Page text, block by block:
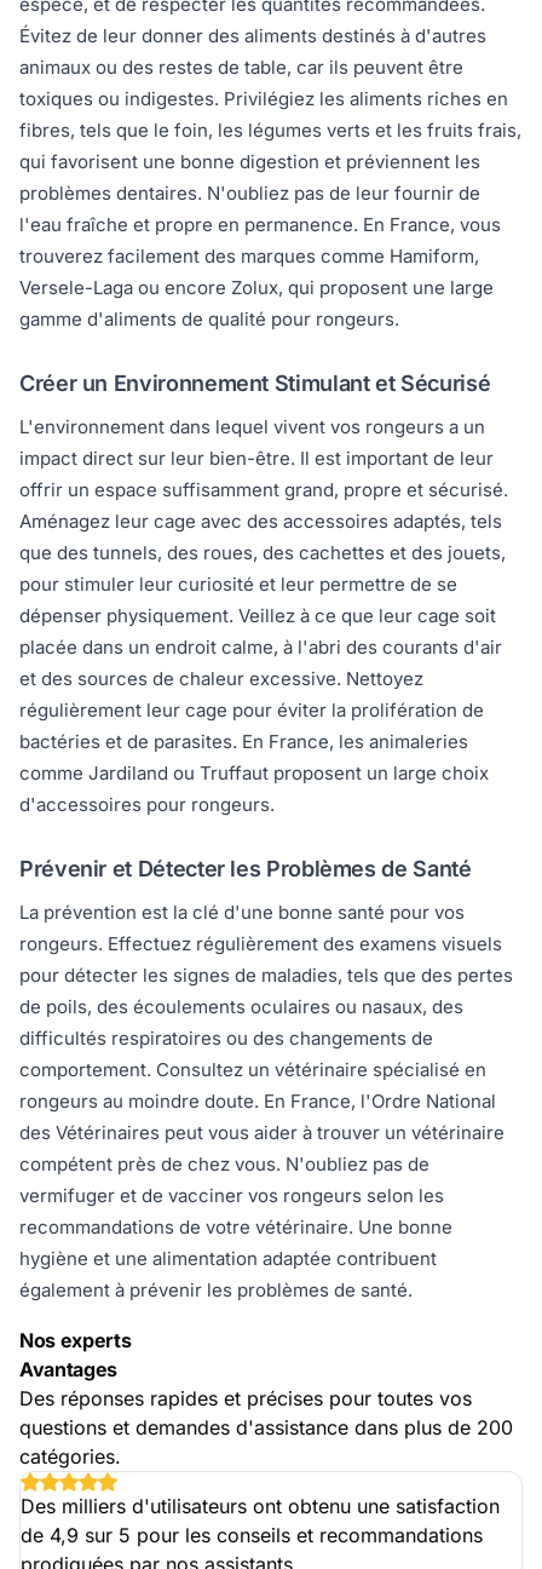
Évitez de leur donner des aliments destinés à d'autres
animaux ou des restes de table, car ils peuvent être
toxiques ou indigestes. Privilégiez les aliments riches en
fibres, tels que le foin, les légumes verts et les fruits frais,
qui favorisent une bonne digestion et préviennent les
problèmes dentaires. N'oubliez pas de leur fournir de
l'eau fraîche et propre en permanence. En France, vous
trouverez facilement des marques comme Hamiform,
Versele-Laga ou encore Zolux, qui proposent une large
gamme d'aliments de qualité pour rongeurs.
Créer un Environnement Stimulant et Sécurisé
L'environnement dans lequel vivent vos rongeurs a un
impact direct sur leur bien-être. Il est important de leur
offrir un espace suffisamment grand, propre et sécurisé.
Aménagez leur cage avec des accessoires adaptés, tels
que des tunnels, des roues, des cachettes et des jouets,
pour stimuler leur curiosité et leur permettre de se
dépenser physiquement. Veillez à ce que leur cage soit
placée dans un endroit calme, à l'abri des courants d'air
et des sources de chaleur excessive. Nettoyez
régulièrement leur cage pour éviter la prolifération de
bactéries et de parasites. En France, les animaleries
comme Jardiland ou Truffaut proposent un large choix
d'accessoires pour rongeurs.
Prévenir et Détecter les Problèmes de Santé
La prévention est la clé d'une bonne santé pour vos
rongeurs. Effectuez régulièrement des examens visuels
pour détecter les signes de maladies, tels que des pertes
de poils, des écoulements oculaires ou nasaux, des
difficultés respiratoires ou des changements de
comportement. Consultez un vétérinaire spécialisé en
rongeurs au moindre doute. En France, l'Ordre National
des Vétérinaires peut vous aider à trouver un vétérinaire
compétent près de chez vous. N'oubliez pas de
vermifuger et de vacciner vos rongeurs selon les
recommandations de votre vétérinaire. Une bonne
hygiène et une alimentation adaptée contribuent
également à prévenir les problèmes de santé.
Nos experts
Avantages
Des réponses rapides et précises pour toutes vos
questions et demandes d'assistance dans plus de 200
catégories.
Des milliers d'utilisateurs ont obtenu une satisfaction
de 4,9 sur 5 pour les conseils et recommandations